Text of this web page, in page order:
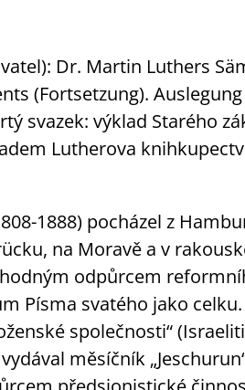
Dr. Martin Luthers
(Fortsetzung).
svazek: výklad Starého
Lutherova
1888) pocházel z
na Moravě a v
odpůrcem
Písma svatého jako
společnosti“
měsíčník